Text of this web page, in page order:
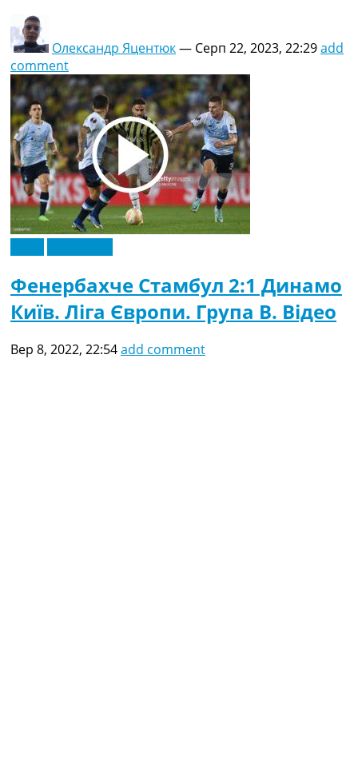
Олександр Яцентюк— Серп 22, 2023, 22:29add
comment
Фенербахче Стамбул 2:1 Динамо
Київ. Ліга Європи. Група B. Відео
Вер 8, 2022, 22:54add comment